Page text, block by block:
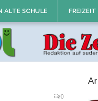
ALTE SCHULE FREIZEIT
0